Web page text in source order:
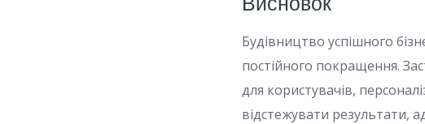
Будівництво успішного
постійного покращення.
для користувачів,
відстежувати результати,